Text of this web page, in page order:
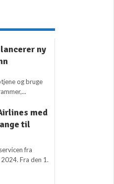
ny
og bruge
med
til
fra
Fra den 1.